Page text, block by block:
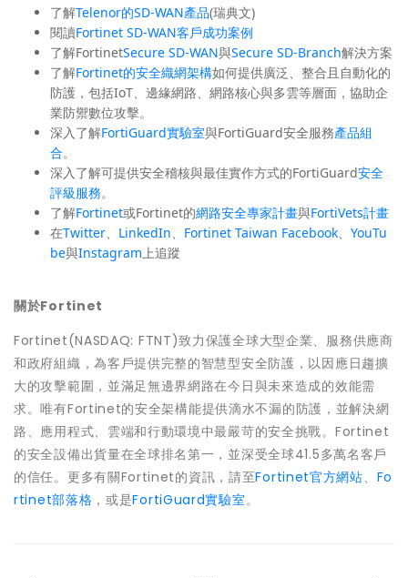
了解Telenor的SD-WAN產品(瑞典文)
閱讀Fortinet SD-WAN客戶成功案例
了解FortinetSecure SD-WAN與Secure SD-Branch解決方案
了解Fortinet的安全織網架構如何提供廣泛、整合且自動化的
防護，包括IoT、邊緣網路、網路核心與多雲等層面，協助企
業防禦數位攻擊。
深入了解FortiGuard實驗室與FortiGuard安全服務產品組
合。
深入了解可提供安全稽核與最佳實作方式的FortiGuard安全
評級服務。
了解Fortinet或Fortinet的網路安全專家計畫與FortiVets計畫
在Twitter、 LinkedIn、 Fortinet Taiwan Facebook、 YouTu
be與Instagram上追蹤
關於Fortinet
Fortinet(NASDAQ: FTNT)致力保護全球大型企業、服務供應商
和政府組織，為客戶提供完整的智慧型安全防護，以因應日趨擴
大的攻擊範圍，並滿足無邊界網路在今日與未來造成的效能需
求。唯有Fortinet的安全架構能提供滴水不漏的防護，並解決網
路、應用程式、雲端和行動環境中最嚴苛的安全挑戰。Fortinet
的安全設備出貨量在全球排名第一，並深受全球41.5多萬名客戶
的信任。更多有關Fortinet的資訊，請至Fortinet官方網站、 Fo
rtinet部落格 ，或是FortiGuard實驗室。